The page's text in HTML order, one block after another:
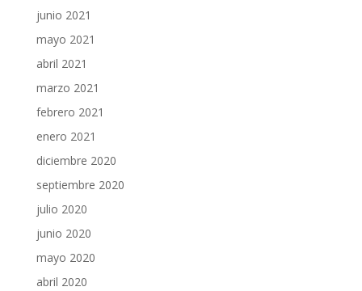
junio 2021
mayo 2021
abril 2021
marzo 2021
febrero 2021
enero 2021
diciembre 2020
septiembre 2020
julio 2020
junio 2020
mayo 2020
abril 2020